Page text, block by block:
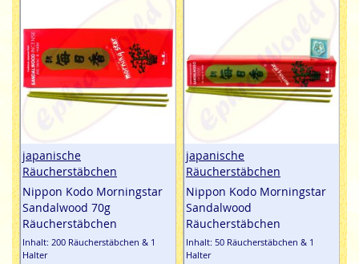
japanische
Räucherstäbchen
Nippon Kodo Morningstar
Sandalwood 70g
Räucherstäbchen
Inhalt: 200 Räucherstäbchen & 1
Halter
japanische
Räucherstäbchen
Nippon Kodo Morningstar
Sandalwood
Räucherstäbchen
Inhalt: 50 Räucherstäbchen & 1
Halter